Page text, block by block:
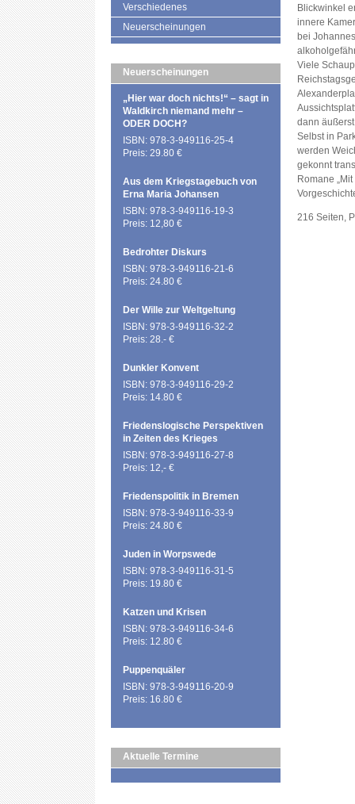
Verschiedenes
Neuerscheinungen
Neuerscheinungen
„Hier war doch nichts!“ – sagt in
Waldkirch niemand mehr –
ODER DOCH?
ISBN: 978-3-949116-25-4
Preis: 29.80 €
Aus dem Kriegstagebuch von
Erna Maria Johansen
ISBN: 978-3-949116-19-3
Preis: 12,80 €
Bedrohter Diskurs
ISBN: 978-3-949116-21-6
Preis: 24.80 €
Der Wille zur Weltgeltung
ISBN: 978-3-949116-32-2
Preis: 28.- €
Dunkler Konvent
ISBN: 978-3-949116-29-2
Preis: 14.80 €
Friedenslogische Perspektiven
in Zeiten des Krieges
ISBN: 978-3-949116-27-8
Preis: 12,- €
Friedenspolitik in Bremen
ISBN: 978-3-949116-33-9
Preis: 24.80 €
Juden in Worpswede
ISBN: 978-3-949116-31-5
Preis: 19.80 €
Katzen und Krisen
ISBN: 978-3-949116-34-6
Preis: 12.80 €
Puppenquäler
ISBN: 978-3-949116-20-9
Preis: 16.80 €
Aktuelle Termine
Blickwinkel
innere
bei
Viele
dann
Selbst in
werden
gekonnt
Romane
216 Seiten,